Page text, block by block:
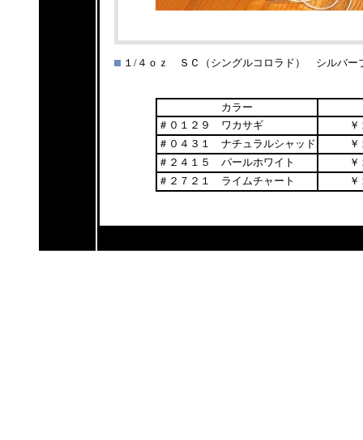
１/４ｏｚ ＳＣ（シングルコロラド） シルバー
カラー
＃０１２９ ワカサギ
＃０４３１ ナチュラルシャッド
＃２４１５ パールホワイト
＃２７２１ ライムチャート